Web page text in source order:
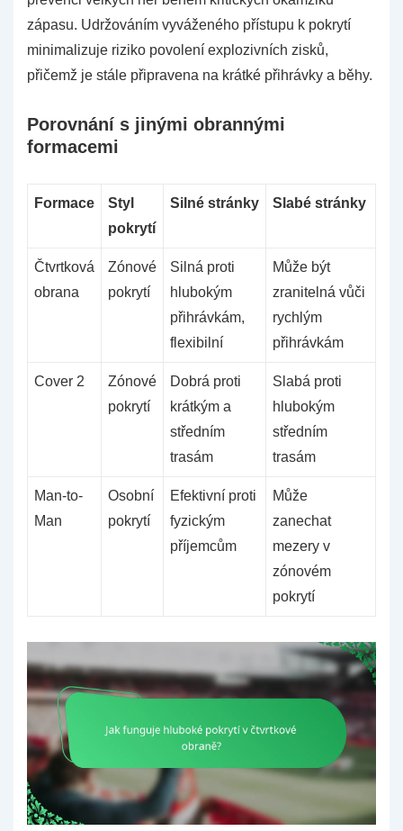
zápasu. Udržováním vyváženého přístupu k pokrytí
minimalizuje riziko povolení explozivních zisků,
přičemž je stále připravena na krátké přihrávky a běhy.
Porovnání s jinými obrannými
formacemi
Formace
Styl
pokrytí
Silné stránky Slabé stránky
Čtvrtková
obrana
Zónové
pokrytí
Silná proti
hlubokým
přihrávkám,
flexibilní
Může být
zranitelná vůči
rychlým
přihrávkám
Cover 2
Zónové
pokrytí
Dobrá proti
krátkým a
středním
trasám
Slabá proti
hlubokým
středním
trasám
Man-to-
Man
Osobní
pokrytí
Efektivní proti
fyzickým
příjemcům
Může
zanechat
mezery v
zónovém
pokrytí